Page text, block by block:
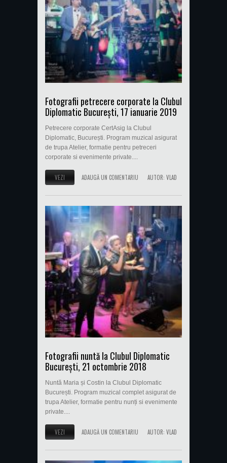
Fotografii petrecere corporate la Clubul
Diplomatic București, 17 ianuarie 2019
Petrecere corporate CertAsig la Clubul
Diplomatic, București. Program muzical asigurat
de trupa Atelier, formatie pentru petreceri
corporate si evenimente private....
VEZI ADAUGĂ UN COMENTARIU AUTOR: VLAD
Fotografii nuntă la Clubul Diplomatic
București, 21 octombrie 2018
Nuntă Maria și Costin la Clubul Diplomatic
București. Program muzical complet asigurat de
trupa Atelier, formatie pentru nunți si evenimente
private....
VEZI ADAUGĂ UN COMENTARIU AUTOR: VLAD